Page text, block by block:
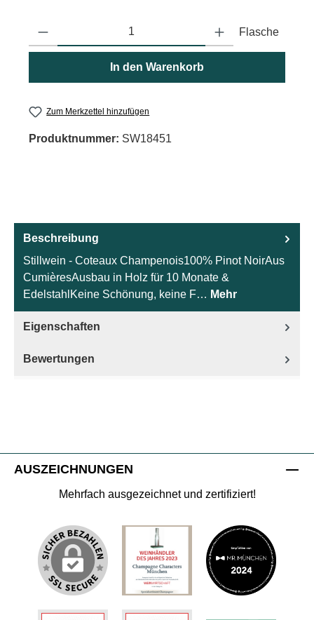
Produkt Anzahl: Gib den gewünschten Wert ein oder benutze
Flasche
In den Warenkorb
Zum Merkzettel hinzufügen
Produktnummer: SW18451
Beschreibung
Stillwein - Coteaux Champenois100% Pinot NoirAus
CumièresAusbau in Holz für 10 Monate &
EdelstahlKeine Schönung, keine F… Mehr
Eigenschaften
Bewertungen
AUSZEICHNUNGEN
Mehrfach ausgezeichnet und zertifiziert!